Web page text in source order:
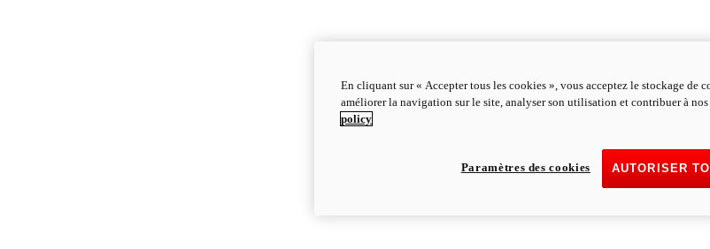
En cliquant sur « Accepter tous les cookies », vous acceptez le stockage de
améliorer la navigation sur le site, analyser son utilisation et contribuer à
policy
AUTORISER
Paramètres des cookies